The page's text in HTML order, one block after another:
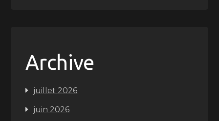
Archive
juillet 2026
juin 2026